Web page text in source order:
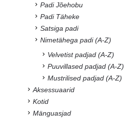
Padi Jõehobu
Padi Täheke
Satsiga padi
Nimetähega padi (A-Z)
Velvetist padjad (A-Z)
Puuvillased padjad (A-Z)
Mustrilised padjad (A-Z)
Aksessuaarid
Kotid
Mänguasjad